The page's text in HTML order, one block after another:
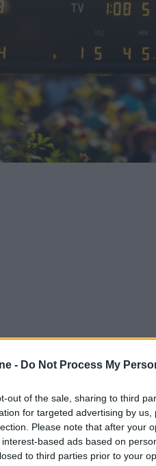
- Do Not Process My
out of the sale, sharing to third
for targeted advertising by
Please note that after your
based ads based on
to third parties prior to your